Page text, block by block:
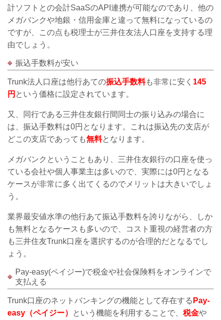
計ソフトとの会計SaaSのAPI連携が可能なのであり、他の
メガバンクや地銀・信用金庫と違って無料になっているの
ですが、この点も税理士が三井住友法人口座を支持する理
由でしょう。
振込手数料が安い
Trunk法人口座は他行あての振込手数料も非常に安く 145
円 という価格に設定されています。
又、同行である三井住友銀行間同士の振り込みの場合に
は、振込手数料は0円となります。これは振込先の支店が
どこの支店であっても無料となります。
メガバンクということもあり、三井住友銀行の口座を使っ
ている会社や個人事業主は多いので、実際には0円となる
ケースが非常に多く出てくるのでメリットは大きいでしょ
う。
業界最安値水準の他行あて振込手数料を誇りながら、しか
も無料となるケースも多いので、コスト重視の経営者の方
も三井住友Trunk口座を選択するのが合理的だとなるでし
ょう。
Pay-easy(ペイジー)で税金や社会保険料をオンラインで
支払える
Trunk口座のネットバンキングの機能として存在する Pay-
easy （ペイジー） という機能を利用することで、 税金や